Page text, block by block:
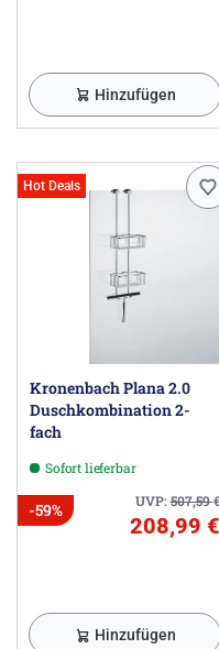
Hinzufügen
Hot Deals
Kronenbach Plana 2.0
Duschkombination 2-
fach
Sofort lieferbar
UVP:507,59€
-59%
208,99 €
Hinzufügen